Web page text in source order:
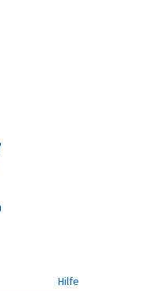
Hilfe